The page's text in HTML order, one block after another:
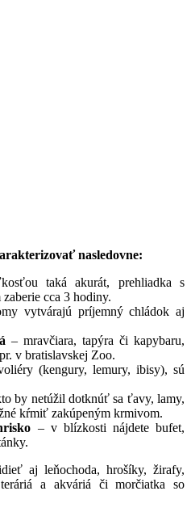
nasledovne:
taká akurát, prehliadka s
cca 3 hodiny.
vytvárajú príjemný chládok aj
– mravčiara, tapýra či kapybaru,
v bratislavskej Zoo.
(kengury, lemury, ibisy), sú
by netúžil dotknúť sa ťavy, lamy,
kŕmiť zakúpeným krmivom.
– v blízkosti nájdete bufet,
aj leňochoda, hrošíky, žirafy,
a akváriá či morčiatka so